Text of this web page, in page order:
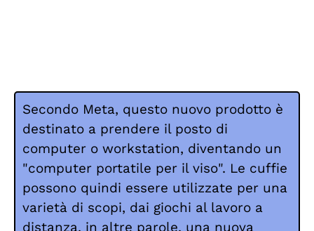
Secondo Meta, questo nuovo prodotto è
destinato a prendere il posto di
computer o workstation, diventando un
"computer portatile per il viso". Le cuffie
possono quindi essere utilizzate per una
varietà di scopi, dai giochi al lavoro a
distanza, in altre parole, una nuova